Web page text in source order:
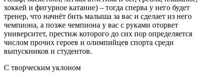
хоккей и фигурное катание) – тогда сперва у него будет
тренер, что начнёт бить малыша за вас и сделает из него
чемпиона, а позже чемпиона у вас с руками оторвет
университет, престиж которого до сих пор определяется
числом прочих героев и олимпийцев спорта среди
выпускников и студентов.
С творческим уклоном